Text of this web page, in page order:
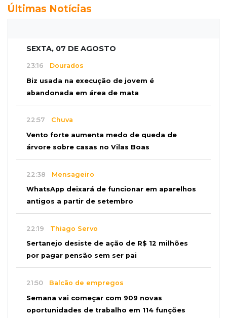
Últimas Notícias
SEXTA, 07 DE AGOSTO
23:16 Dourados
Biz usada na execução de jovem é
abandonada em área de mata
22:57 Chuva
Vento forte aumenta medo de queda de
árvore sobre casas no Vilas Boas
22:38 Mensageiro
WhatsApp deixará de funcionar em aparelhos
antigos a partir de setembro
22:19 Thiago Servo
Sertanejo desiste de ação de R$ 12 milhões
por pagar pensão sem ser pai
21:50 Balcão de empregos
Semana vai começar com 909 novas
oportunidades de trabalho em 114 funções